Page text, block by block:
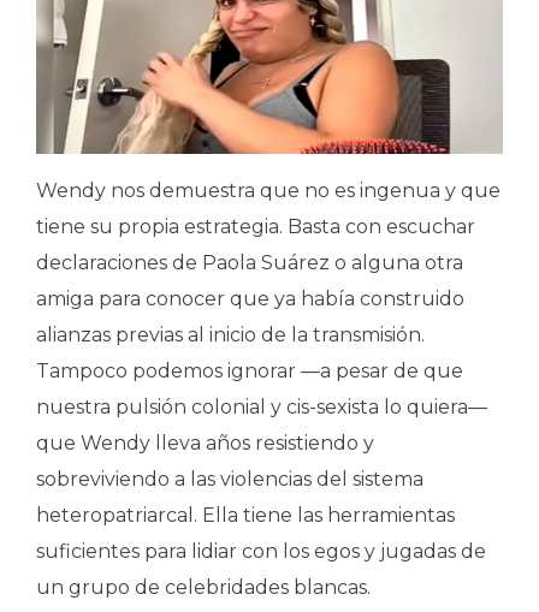
Wendy nos demuestra que no es ingenua y que
tiene su propia estrategia. Basta con escuchar
declaraciones de Paola Suárez o alguna otra
amiga para conocer que ya había construido
alianzas previas al inicio de la transmisión.
Tampoco podemos ignorar —a pesar de que
nuestra pulsión colonial y cis-sexista lo quiera—
que Wendy lleva años resistiendo y
sobreviviendo a las violencias del sistema
heteropatriarcal. Ella tiene las herramientas
suficientes para lidiar con los egos y jugadas de
un grupo de celebridades blancas.